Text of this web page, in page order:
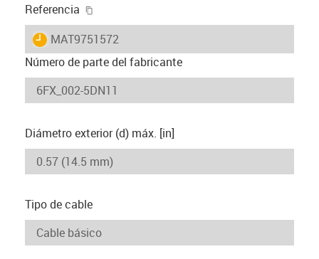
Referencia
igus-icon-lieferzeit
MAT9751572
Número de parte del fabricante
Diámetro exterior (d) máx. [in]
Tipo de cable